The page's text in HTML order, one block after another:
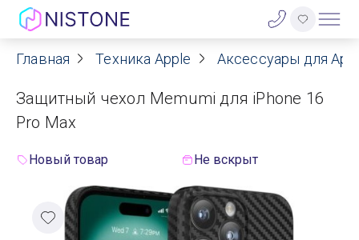
Акции
О нас
Договор оферты
Реквизиты
Главная Техника Apple Аксессуары для
Защитный чехол Memumi для iPhone 16
Pro Max
Новый товар Не вскрыт